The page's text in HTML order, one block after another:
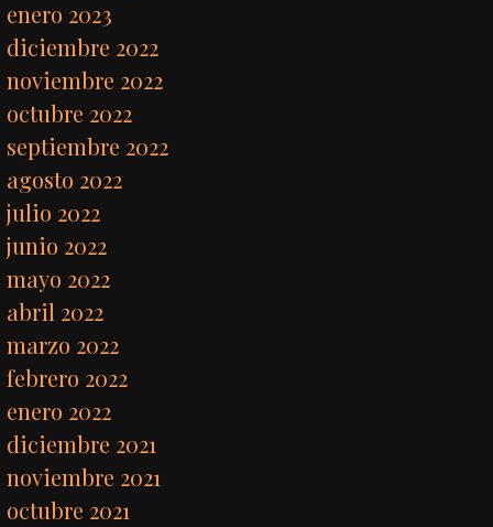
enero 2023
diciembre 2022
noviembre 2022
octubre 2022
septiembre 2022
agosto 2022
julio 2022
junio 2022
mayo 2022
abril 2022
marzo 2022
febrero 2022
enero 2022
diciembre 2021
noviembre 2021
octubre 2021